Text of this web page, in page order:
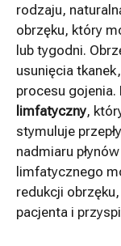
rodzaju,
obrzęku, który
lub tygodni.
usunięcia
procesu gojenia.
limfatyczny,
stymuluje
nadmiaru
limfatycznego
redukcji
pacjenta i